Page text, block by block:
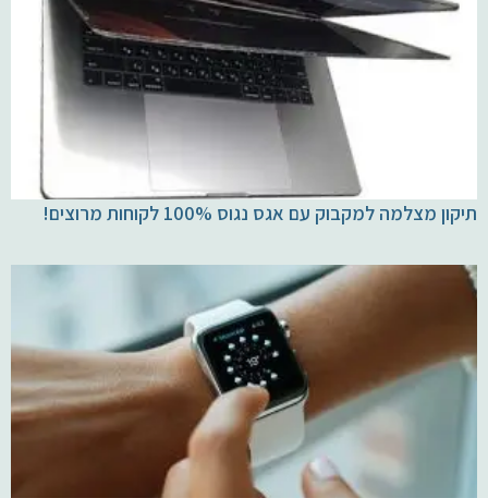
תיקון מצלמה למקבוק עם אגס נגוס 100% לקוחות מרוצים!